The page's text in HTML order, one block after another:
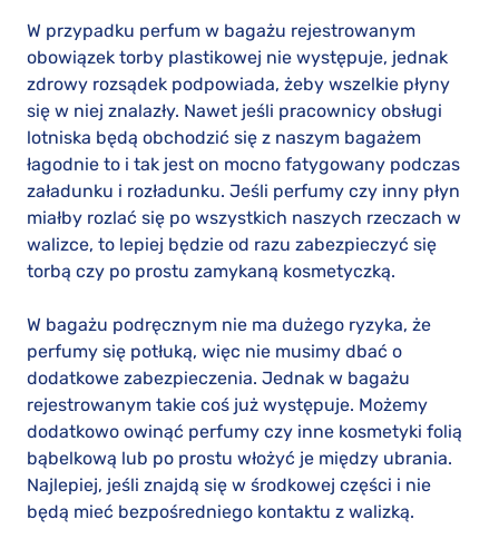
W przypadku perfum w bagażu rejestrowanym
obowiązek torby plastikowej nie występuje, jednak
zdrowy rozsądek podpowiada, żeby wszelkie płyny
się w niej znalazły. Nawet jeśli pracownicy obsługi
lotniska będą obchodzić się z naszym bagażem
łagodnie to i tak jest on mocno fatygowany podczas
załadunku i rozładunku. Jeśli perfumy czy inny płyn
miałby rozlać się po wszystkich naszych rzeczach w
walizce, to lepiej będzie od razu zabezpieczyć się
torbą czy po prostu zamykaną kosmetyczką.
W bagażu podręcznym nie ma dużego ryzyka, że
perfumy się potłuką, więc nie musimy dbać o
dodatkowe zabezpieczenia. Jednak w bagażu
rejestrowanym takie coś już występuje. Możemy
dodatkowo owinąć perfumy czy inne kosmetyki folią
bąbelkową lub po prostu włożyć je między ubrania.
Najlepiej, jeśli znajdą się w środkowej części i nie
będą mieć bezpośredniego kontaktu z walizką.